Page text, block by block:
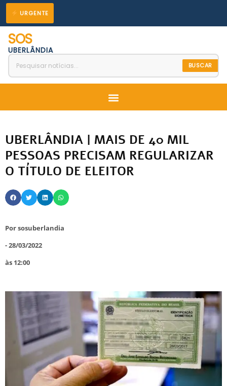
para
conteúdo
URGENTE
SOS
UBERLÂNDIA
BUSCAR
Menu
UBERLÂNDIA | MAIS DE 40 MIL
PESSOAS PRECISAM REGULARIZAR
O TÍTULO DE ELEITOR
Porsosuberlandia
-28/03/2022
às 12:00